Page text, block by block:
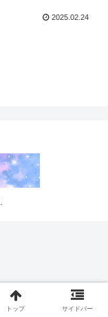
2025.02.24
トップ サイドバー